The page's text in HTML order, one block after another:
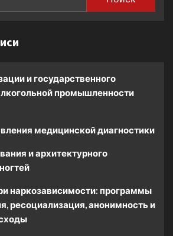
и государственного
промышленности
медицинской диагностики
и архитектурного
наркозависимости: программы
ресоциализация, анонимность и